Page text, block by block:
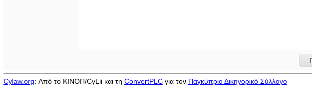
Cylaw.org: Από το ΚΙΝOΠ/CyLii και τη ConvertPLCγια τον Παγκύπριο Δικηγορικό Σύλλογο